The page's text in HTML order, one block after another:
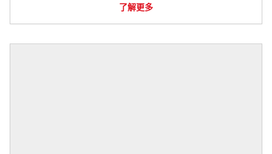
了解更多